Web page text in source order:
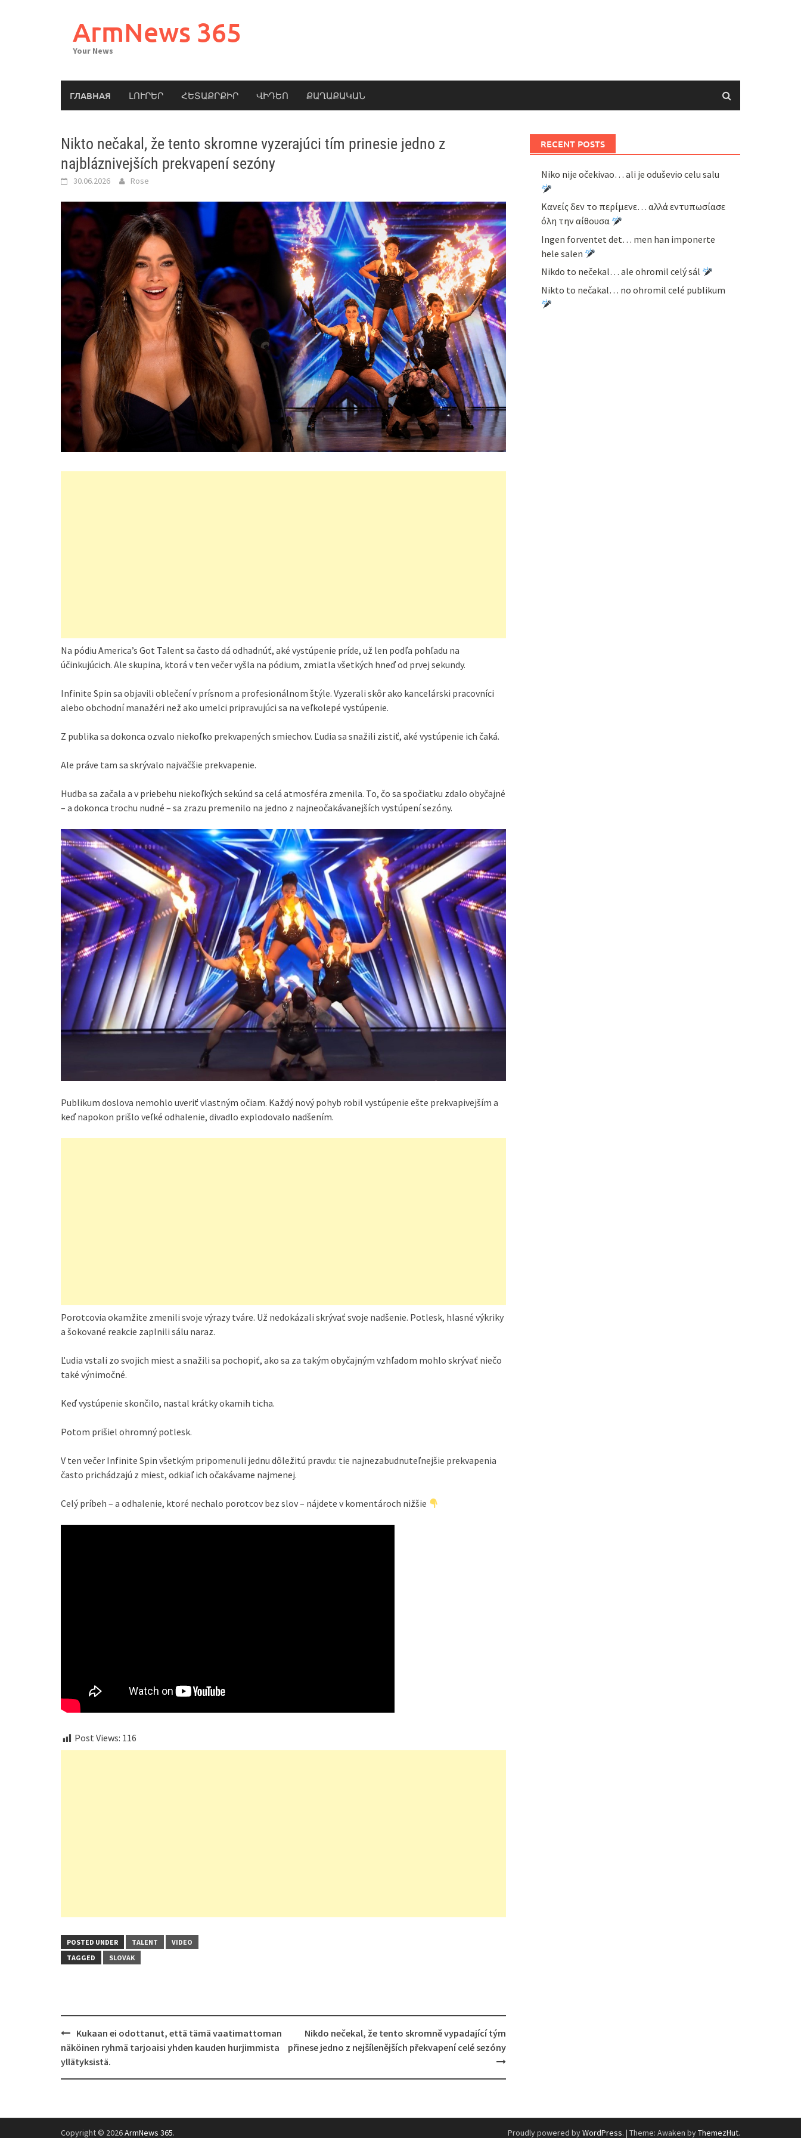
ArmNews 365
Your News
ГЛАВНАЯ ԼՈՒՐԵՐ ՀԵՏԱՔՐՔԻՐ ՎԻԴԵՈ ՔԱՂԱՔԱԿԱՆ
Nikto nečakal, že tento skromne vyzerajúci tím prinesie jedno z
najbláznivejších prekvapení sezóny
30.06.2026 Rose
Na pódiu America’s Got Talent sa často dá odhadnúť, aké vystúpenie príde, už len podľa pohľadu na
účinkujúcich. Ale skupina, ktorá v ten večer vyšla na pódium, zmiatla všetkých hneď od prvej sekundy.
Infinite Spin sa objavili oblečení v prísnom a profesionálnom štýle. Vyzerali skôr ako kancelárski pracovníci
alebo obchodní manažéri než ako umelci pripravujúci sa na veľkolepé vystúpenie.
Z publika sa dokonca ozvalo niekoľko prekvapených smiechov. Ľudia sa snažili zistiť, aké vystúpenie ich čaká.
Ale práve tam sa skrývalo najväčšie prekvapenie.
Hudba sa začala a v priebehu niekoľkých sekúnd sa celá atmosféra zmenila. To, čo sa spočiatku zdalo obyčajné
– a dokonca trochu nudné – sa zrazu premenilo na jedno z najneočakávanejších vystúpení sezóny.
Publikum doslova nemohlo uveriť vlastným očiam. Každý nový pohyb robil vystúpenie ešte prekvapivejším a
keď napokon prišlo veľké odhalenie, divadlo explodovalo nadšením.
Porotcovia okamžite zmenili svoje výrazy tváre. Už nedokázali skrývať svoje nadšenie. Potlesk, hlasné výkriky
a šokované reakcie zaplnili sálu naraz.
Ľudia vstali zo svojich miest a snažili sa pochopiť, ako sa za takým obyčajným vzhľadom mohlo skrývať niečo
také výnimočné.
Keď vystúpenie skončilo, nastal krátky okamih ticha.
Potom prišiel ohromný potlesk.
V ten večer Infinite Spin všetkým pripomenuli jednu dôležitú pravdu: tie najnezabudnuteľnejšie prekvapenia
často prichádzajú z miest, odkiaľ ich očakávame najmenej.
Celý príbeh – a odhalenie, ktoré nechalo porotcov bez slov – nájdete v komentároch nižšie
Post Views: 116
POSTED UNDER TALENT
VIDEO
TAGGED
SLOVAK
Post
navigation
Kukaan ei odottanut, että tämä vaatimattoman
näköinen ryhmä tarjoaisi yhden kauden hurjimmista
yllätyksistä.
Nikdo nečekal, že tento skromně vypadající tým
přinese jedno z nejšílenějších překvapení celé sezóny
RECENT POSTS
Niko nije očekivao… ali je oduševio celu salu
Κανείς δεν το περίμενε… αλλά εντυπωσίασε
όλη την αίθουσα
Ingen forventet det… men han imponerte
hele salen
Nikdo to nečekal… ale ohromil celý sál
Nikto to nečakal… no ohromil celé publikum
Copyright © 2026ArmNews 365. Proudly powered byWordPress. | Theme: Awaken byThemezHut.